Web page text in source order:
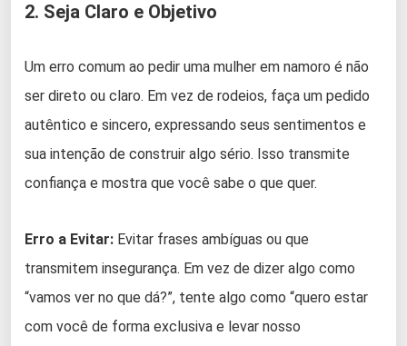
2. Seja Claro e Objetivo
Um erro comum ao pedir uma mulher em namoro é não
ser direto ou claro. Em vez de rodeios, faça um pedido
autêntico e sincero, expressando seus sentimentos e
sua intenção de construir algo sério. Isso transmite
confiança e mostra que você sabe o que quer.
Erro a Evitar: Evitar frases ambíguas ou que
transmitem insegurança. Em vez de dizer algo como
“vamos ver no que dá?”, tente algo como “quero estar
com você de forma exclusiva e levar nosso